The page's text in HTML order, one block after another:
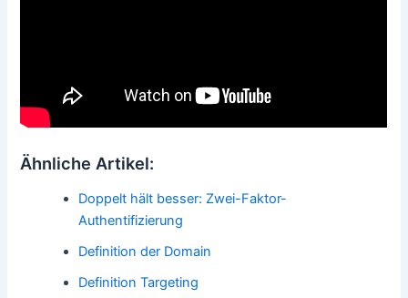
Ähnliche Artikel:
Doppelt hält besser: Zwei-Faktor-
Authentifizierung
Definition der Domain
Definition Targeting